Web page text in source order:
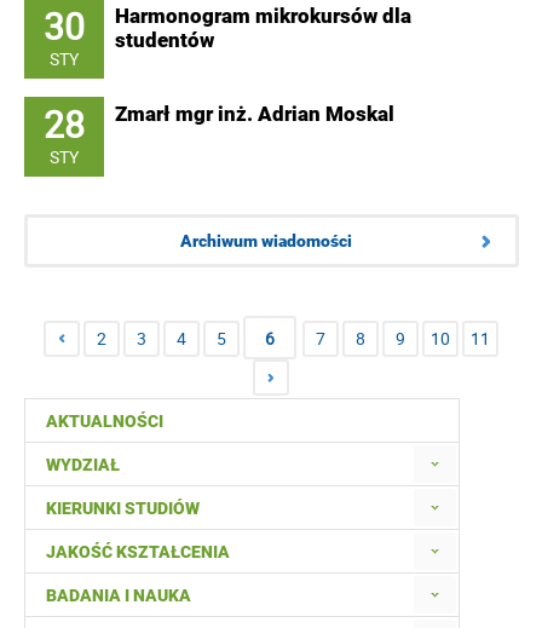
AKTUALNOŚCI
WYDZIAŁ
KIERUNKI STUDIÓW
JAKOŚĆ KSZTAŁCENIA
BADANIA I NAUKA
30
STY
Harmonogram mikrokursów dla
studentów
28
STY
Zmarł mgr inż. Adrian Moskal
Archiwum wiadomości
2 3 4 5 6 7 8 9 10 11